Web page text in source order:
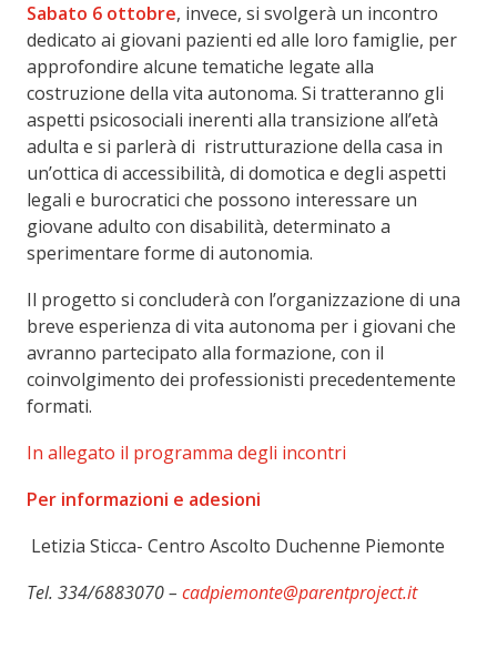
Sabato 6 ottobre, invece, si svolgerà un incontro
dedicato ai giovani pazienti ed alle loro famiglie, per
approfondire alcune tematiche legate alla
costruzione della vita autonoma. Si tratteranno gli
aspetti psicosociali inerenti alla transizione all’età
adulta e si parlerà di ristrutturazione della casa in
un’ottica di accessibilità, di domotica e degli aspetti
legali e burocratici che possono interessare un
giovane adulto con disabilità, determinato a
sperimentare forme di autonomia.
Il progetto si concluderà con l’organizzazione di una
breve esperienza di vita autonoma per i giovani che
avranno partecipato alla formazione, con il
coinvolgimento dei professionisti precedentemente
formati.
In allegato il programma degli incontri
Per informazioni e adesioni
Letizia Sticca- Centro Ascolto Duchenne Piemonte
Tel. 334/6883070 – cadpiemonte@parentproject.it